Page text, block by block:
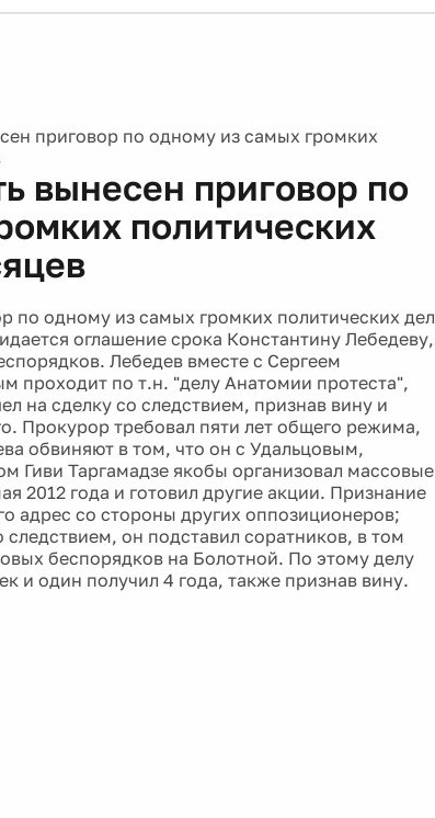
приговор по одному из самых громких
вынесен приговор по
политических
по одному из самых громких политических дел
оглашение срока Константину Лебедеву,
Лебедев вместе с Сергеем
проходит по т.н. "делу Анатомии протеста",
на сделку со следствием, признав вину и
Прокурор требовал пяти лет общего режима,
обвиняют в том, что он с Удальцовым,
Гиви Таргамадзе якобы организовал массовые
2012 года и готовил другие акции. Признание
адрес со стороны других оппозиционеров;
он подставил соратников, в том
беспорядков на Болотной. По этому делу
и один получил 4 года, также признав вину.